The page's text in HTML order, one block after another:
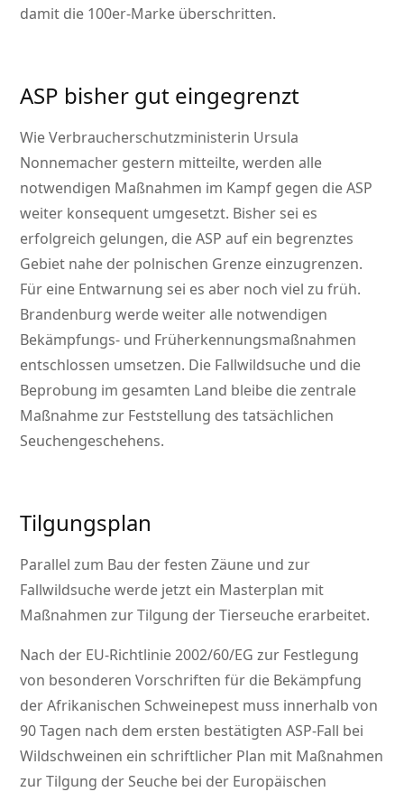
damit die 100er-Marke überschritten.
ASP bisher gut eingegrenzt
Wie Verbraucherschutzministerin Ursula
Nonnemacher gestern mitteilte, werden alle
notwendigen Maßnahmen im Kampf gegen die ASP
weiter konsequent umgesetzt. Bisher sei es
erfolgreich gelungen, die ASP auf ein begrenztes
Gebiet nahe der polnischen Grenze einzugrenzen.
Für eine Entwarnung sei es aber noch viel zu früh.
Brandenburg werde weiter alle notwendigen
Bekämpfungs- und Früherkennungsmaßnahmen
entschlossen umsetzen. Die Fallwildsuche und die
Beprobung im gesamten Land bleibe die zentrale
Maßnahme zur Feststellung des tatsächlichen
Seuchengeschehens.
Tilgungsplan
Parallel zum Bau der festen Zäune und zur
Fallwildsuche werde jetzt ein Masterplan mit
Maßnahmen zur Tilgung der Tierseuche erarbeitet.
Nach der EU-Richtlinie 2002/60/EG zur Festlegung
von besonderen Vorschriften für die Bekämpfung
der Afrikanischen Schweinepest muss innerhalb von
90 Tagen nach dem ersten bestätigten ASP-Fall bei
Wildschweinen ein schriftlicher Plan mit Maßnahmen
zur Tilgung der Seuche bei der Europäischen